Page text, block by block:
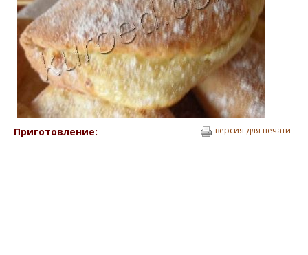
Приготовление: версия для печати